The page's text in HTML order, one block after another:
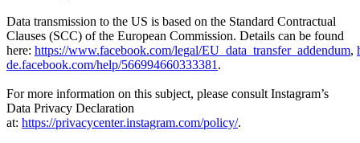
Data transmission to the US is based on the Standard Contractual
Clauses (SCC) of the European Commission. Details can be found
here: https://www.facebook.com/legal/EU_data_transfer_addendum,
de.facebook.com/help/566994660333381 .
For more information on this subject, please consult Instagram’s
Data Privacy Declaration
at: https://privacycenter.instagram.com/policy/.